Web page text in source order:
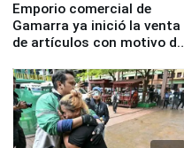
Emporio comercial de
Gamarra ya inició la venta
de artículos con motivo de